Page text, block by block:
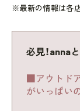
※最新の情報は各
必見！anna
■アウトド
がいっぱい